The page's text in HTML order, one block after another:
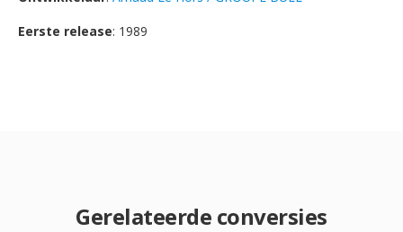
Eerste release: 1989
Gerelateerde conversies